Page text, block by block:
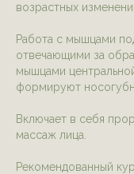
возрастных
Работа с мышцами
отвечающими за
мышцами
формируют
Включает в себя
массаж лица.
Рекомендованный